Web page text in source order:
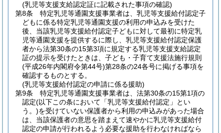
(乳児等支援支給認定証に記載された事項の確認)
第8条
特定乳児等通園支援事業者は、乳児等支援給付認定子
どもに係る特定乳児等通園支援の利用の申込みを受けた
後、当該乳児等支援給付認定子どもに対して最初に特定乳
児等通園支援を提供するに際し、乳児等支援給付認定保護
者から法第30条の15第3項に規定する乳児等支援支給認定
証の提示を受けたときは、子ども・子育て支援法施行規則
(平成26年内閣府令第44号)第28条の24各号に掲げる事項を
確認するものとする。
(乳児等支援給付認定の申請に係る援助)
第9条
特定乳児等通園支援事業者は、法第30条の15第1項の
認定(以下この条において「乳児等支援給付認定」とい
う。)を受けていない保護者から利用の申込みがあった場合
は、当該保護者の意思を踏まえて速やかに乳児等支援給付
認定の申請が行われるよう必要な援助を行わなければなら